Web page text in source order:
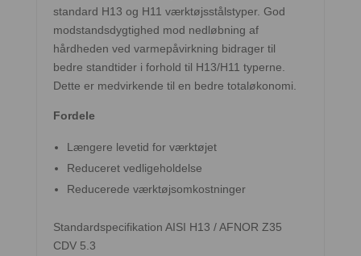
standard H13 og H11 værktøjsstålstyper. God
modstandsdygtighed mod nedløbning af
hårdheden ved varmepåvirkning bidrager til
bedre standtider i forhold til H13/H11 typerne.
Dette er medvirkende til en bedre totaløkonomi.
Fordele
Længere levetid for værktøjet
Reduceret vedligeholdelse
Reducerede værktøjsomkostninger
Standardspecifikation AISI H13 / AFNOR Z35
CDV 5.3